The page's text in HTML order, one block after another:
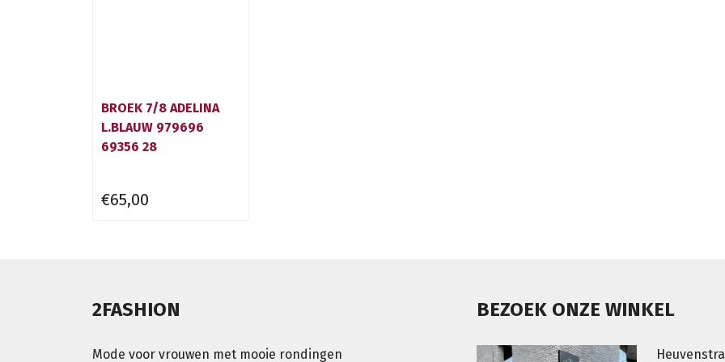
BROEK 7/8 ADELINA
L.BLAUW 979696
69356 28
€65,00
2FASHION
Mode voor vrouwen met mooie rondingen
BEZOEK ONZE WINKEL